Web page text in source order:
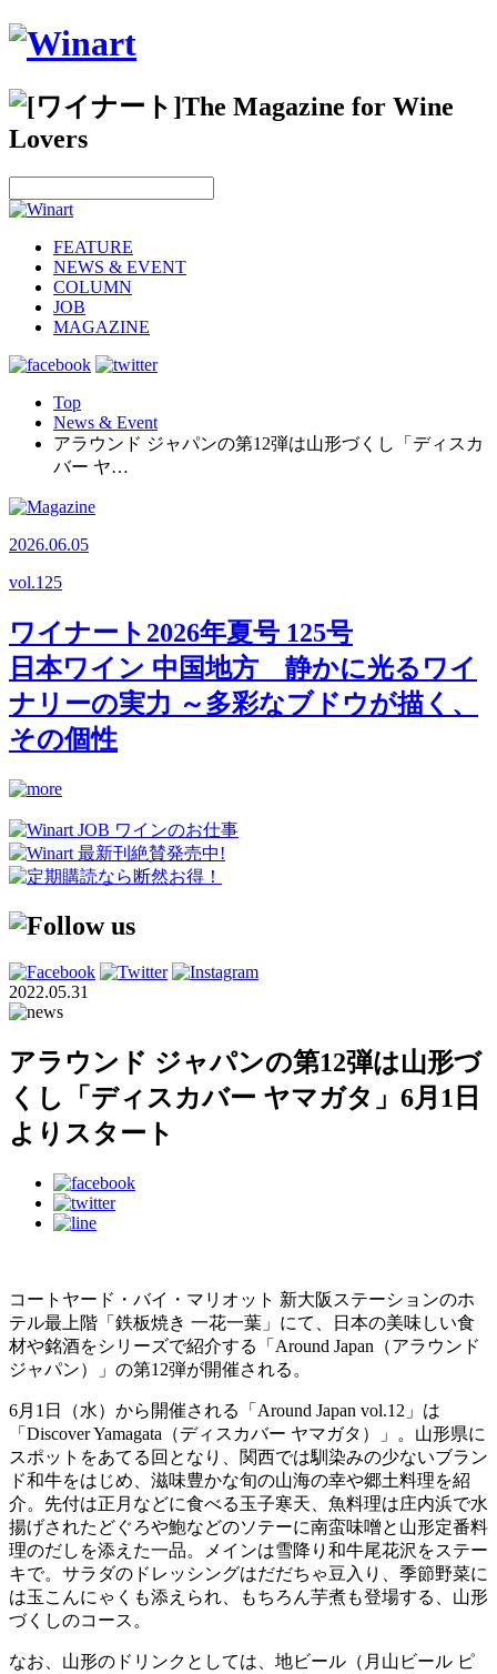
FEATURE
NEWS & EVENT
COLUMN
JOB
MAGAZINE
Top
News & Event
アラウンド ジャパンの第12弾は山形づくし「ディスカ
バー ヤ…
2026.06.05
vol.125
ワイナート2026年夏号 125号
日本ワイン 中国地方 静かに光るワイ
ナリーの実力 ～多彩なブドウが描く、
その個性
2022.05.31
アラウンド ジャパンの第12弾は山形づ
くし「ディスカバー ヤマガタ」6月1日
よりスタート
コートヤード・バイ・マリオット 新大阪ステーションのホ
テル最上階「鉄板焼き 一花一葉」にて、日本の美味しい食
材や銘酒をシリーズで紹介する「Around Japan（アラウンド
ジャパン）」の第12弾が開催される。
6月1日（水）から開催される「Around Japan vol.12」は
「Discover Yamagata（ディスカバー ヤマガタ）」。山形県に
スポットをあてる回となり、関西では馴染みの少ないブラン
ド和牛をはじめ、滋味豊かな旬の山海の幸や郷土料理を紹
介。先付は正月などに食べる玉子寒天、魚料理は庄内浜で水
揚げされたどぐろや鮑などのソテーに南蛮味噌と山形定番料
理のだしを添えた一品。メインは雪降り和牛尾花沢をステー
キで。サラダのドレッシングはだだちゃ豆入り、季節野菜に
は玉こんにゃくも添えられ、もちろん芋煮も登場する、山形
づくしのコース。
なお、山形のドリンクとしては、地ビール（月山ビール ピ